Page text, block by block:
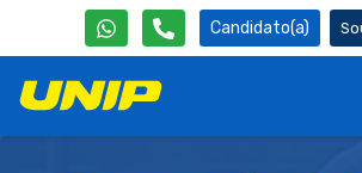
Candidato(a)